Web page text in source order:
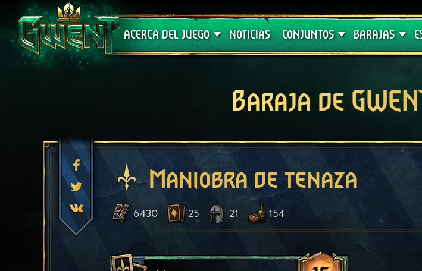
ACERCA DEL JUEGO
Soporte técnico
NOTICIAS CONJUNTOS
Crimson Curse
BARAJAS
Guías de
Baraja de
Maniobra de tenaza
6430 25 21 154